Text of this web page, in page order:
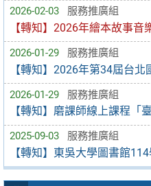
2026-02-03 服務推廣組
【轉知】2026年繪本故事音
2026-01-29 服務推廣組
【轉知】2026年第34屆台北
2026-01-29 服務推廣組
【轉知】磨課師線上課程「
2025-09-03 服務推廣組
【轉知】東吳大學圖書館